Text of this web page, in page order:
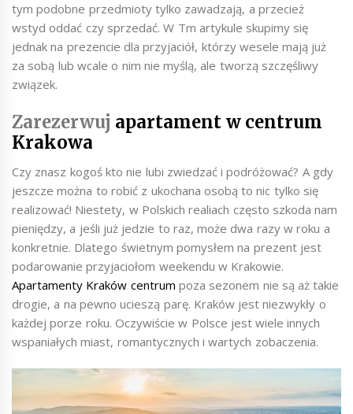
tym podobne przedmioty tylko zawadzają, a przecież
wstyd oddać czy sprzedać. W Tm artykule skupimy się
jednak na prezencie dla przyjaciół, którzy wesele mają już
za sobą lub wcale o nim nie myślą, ale tworzą szczęśliwy
związek.
Zarezerwuj apartament w centrum
Krakowa
Czy znasz kogoś kto nie lubi zwiedzać i podróżować? A gdy
jeszcze można to robić z ukochana osobą to nic tylko się
realizować! Niestety, w Polskich realiach często szkoda nam
pieniędzy, a jeśli już jedzie to raz, może dwa razy w roku a
konkretnie. Dlatego świetnym pomysłem na prezent jest
podarowanie przyjaciołom weekendu w Krakowie.
Apartamenty Kraków centrum poza sezonem nie są aż takie
drogie, a na pewno ucieszą parę. Kraków jest niezwykły o
każdej porze roku. Oczywiście w Polsce jest wiele innych
wspaniałych miast, romantycznych i wartych zobaczenia.